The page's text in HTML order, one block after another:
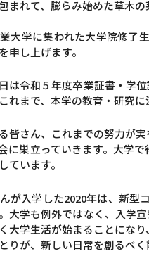
まれて、膨らみ始めた草木
大学に集われた大学院修了
申し上げます。
は令和５年度卒業証書・学
れまで、本学の教育・研究
皆さん、これまでの努力が
に巣立っていきます。大学
ています。
が入学した2020年は、新型
大学も例外ではなく、入学
大学生活が始まることにな
りが、新しい日常を創るべ